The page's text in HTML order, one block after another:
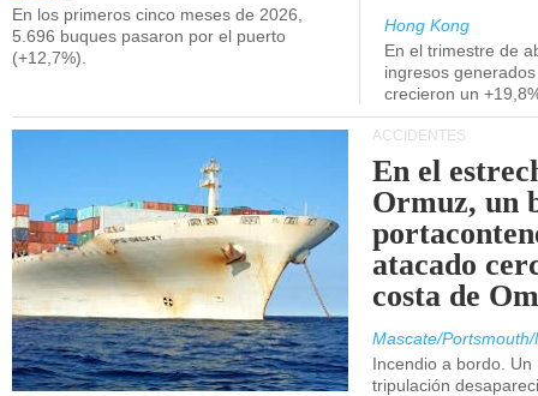
En los primeros cinco meses de 2026,
5.696 buques pasaron por el puerto
(+12,7%).
Hong Kong
En el trimestre de
ingresos
crecieron un
ACCIDENTES
En el
Ormuz, un
atacado
costa de
Mascate/
Incendio a bordo.
tripulación